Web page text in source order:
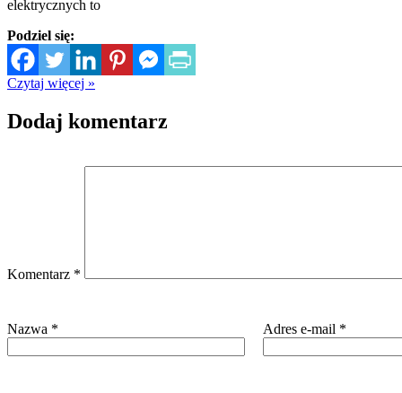
elektrycznych to
Podziel się:
Czytaj więcej »
Dodaj komentarz
Komentarz *
Nazwa * Adres e-mail *